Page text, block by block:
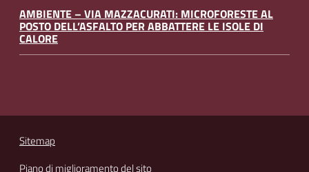
AMBIENTE – VIA MAZZACURATI: MICROFORESTE AL
POSTO DELL’ASFALTO PER ABBATTERE LE ISOLE DI
CALORE
Sitemap
Piano di miglioramento del sito